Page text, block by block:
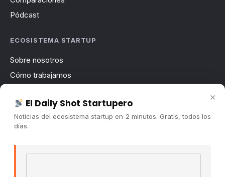
Pódcast
ECOSISTEMA STARTUP
Sobre nosotros
Cómo trabajamos
Contacto
Publicidad
×
El Daily Shot Startupero
Noticias del ecosistema startup en 2 minutos. Gratis, todos los
días.